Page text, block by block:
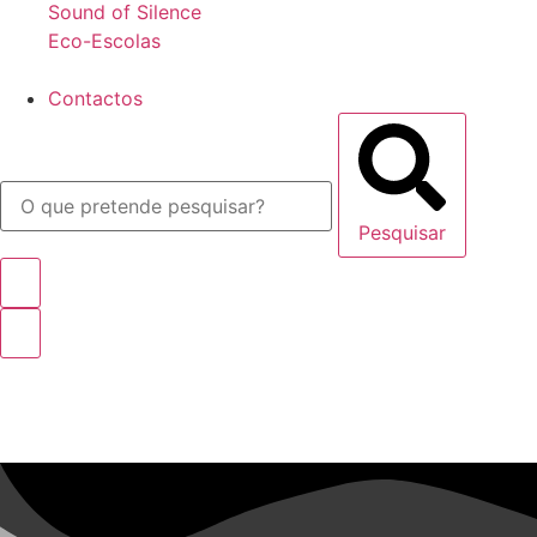
Sound of Silence
Eco-Escolas
Contactos
Pesquisar